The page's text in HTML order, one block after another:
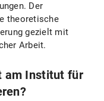
Der
theoretische
gezielt mit
Arbeit.
am Institut für